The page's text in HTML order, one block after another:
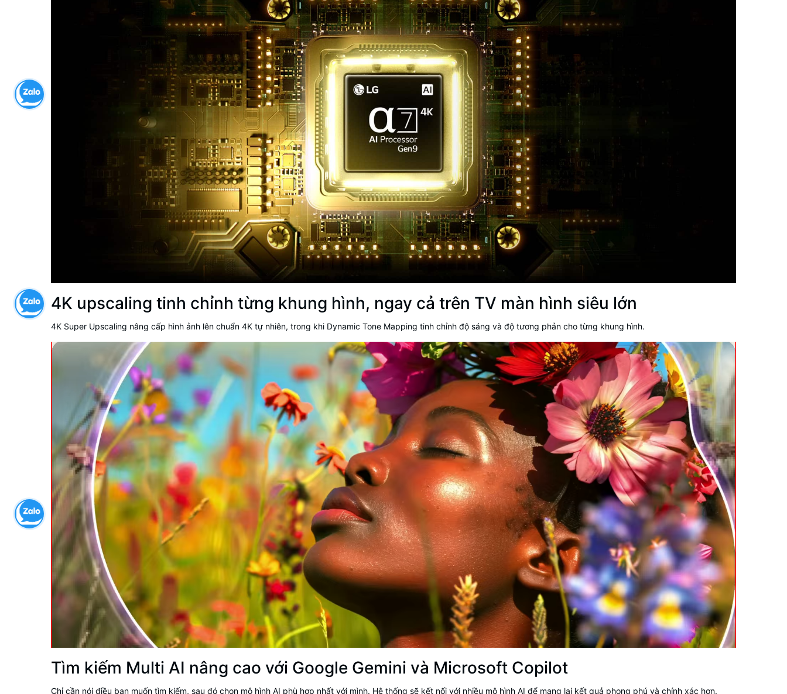
4K upscaling tinh chỉnh từng khung hình, ngay cả trên TV màn hình siêu lớn
4K Super Upscaling nâng cấp hình ảnh lên chuẩn 4K tự nhiên, trong khi Dynamic Tone Mapping tinh chỉnh độ sáng và độ tương phản cho từng khung hình.
Tìm kiếm Multi AI nâng cao với Google Gemini và Microsoft Copilot
Chỉ cần nói điều bạn muốn tìm kiếm, sau đó chọn mô hình AI phù hợp nhất với mình. Hệ thống sẽ kết nối với nhiều mô hình AI để mang lại kết quả phong phú và chính xác hơn.